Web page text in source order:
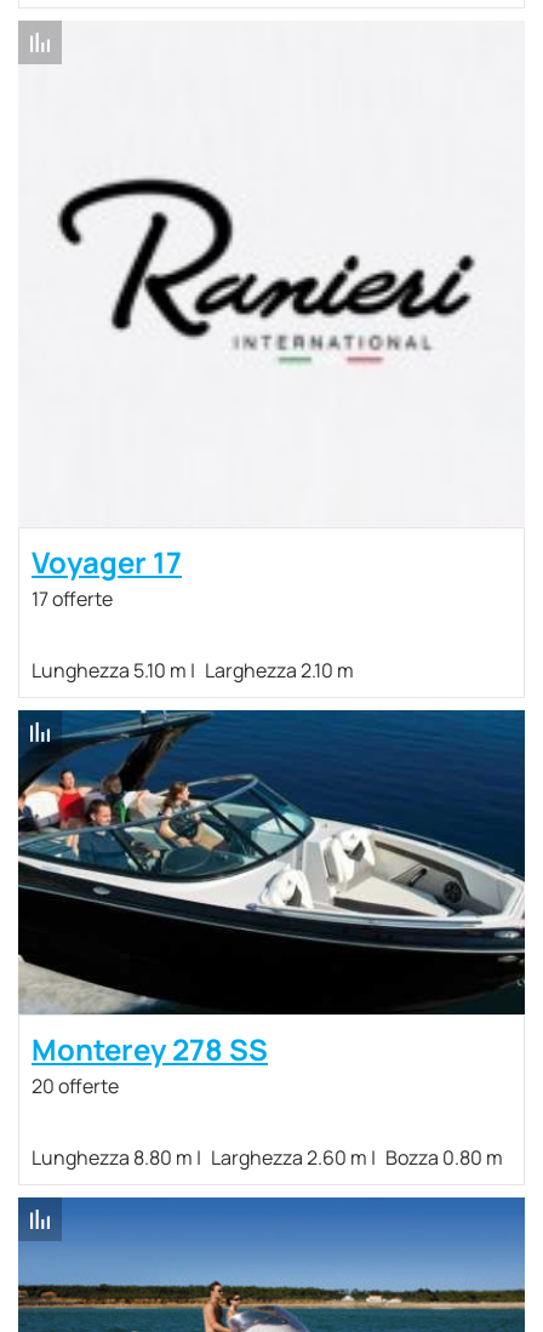
Voyager 17
17 offerte
Lunghezza 5.10 m Larghezza 2.10 m
Monterey 278 SS
20 offerte
Lunghezza 8.80 m Larghezza 2.60 m Bozza 0.80 m